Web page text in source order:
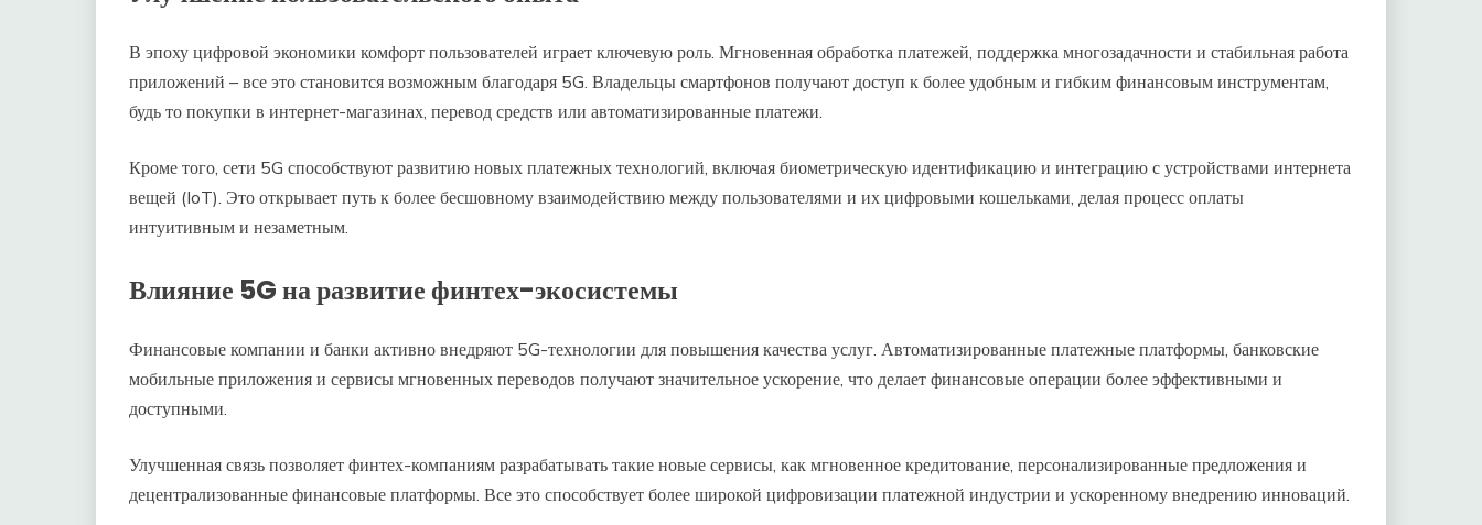
В эпоху цифровой экономики комфорт пользователей играет ключевую роль. Мгновенная обработка платежей, поддержка многозадачности и стабильная работа
приложений – все это становится возможным благодаря 5G. Владельцы смартфонов получают доступ к более удобным и гибким финансовым инструментам,
будь то покупки в интернет-магазинах, перевод средств или автоматизированные платежи.
Кроме того, сети 5G способствуют развитию новых платежных технологий, включая биометрическую идентификацию и интеграцию с устройствами интернета
вещей (IoT). Это открывает путь к более бесшовному взаимодействию между пользователями и их цифровыми кошельками, делая процесс оплаты
интуитивным и незаметным.
Влияние 5G на развитие финтех-экосистемы
Финансовые компании и банки активно внедряют 5G-технологии для повышения качества услуг. Автоматизированные платежные платформы, банковские
мобильные приложения и сервисы мгновенных переводов получают значительное ускорение, что делает финансовые операции более эффективными и
доступными.
Улучшенная связь позволяет финтех-компаниям разрабатывать такие новые сервисы, как мгновенное кредитование, персонализированные предложения и
децентрализованные финансовые платформы. Все это способствует более широкой цифровизации платежной индустрии и ускоренному внедрению инноваций.